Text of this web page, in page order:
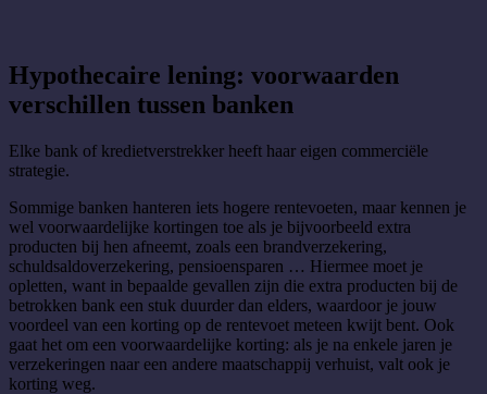
Hypothecaire lening: voorwaarden
verschillen tussen banken
Elke bank of kredietverstrekker heeft haar eigen commerciële
strategie.
Sommige banken hanteren iets hogere rentevoeten, maar kennen je
wel voorwaardelijke kortingen toe als je bijvoorbeeld extra
producten bij hen afneemt, zoals een brandverzekering,
schuldsaldoverzekering, pensioensparen … Hiermee moet je
opletten, want in bepaalde gevallen zijn die extra producten bij de
betrokken bank een stuk duurder dan elders, waardoor je jouw
voordeel van een korting op de rentevoet meteen kwijt bent. Ook
gaat het om een voorwaardelijke korting: als je na enkele jaren je
verzekeringen naar een andere maatschappij verhuist, valt ook je
korting weg.